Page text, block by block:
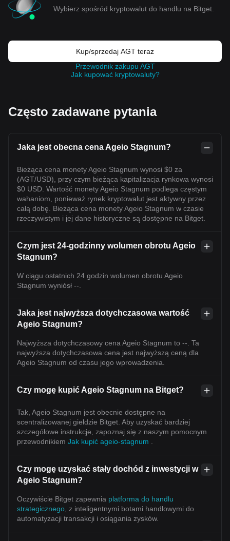
Wybierz spośród kryptowalut do handlu na Bitget.
Kup/sprzedaj AGT teraz
Przewodnik zakupu AGT
Jak kupować kryptowaluty?
Często zadawane pytania
Jaka jest obecna cena Ageio Stagnum?
Bieżąca cena monety Ageio Stagnum wynosi $0 za
(AGT/USD), przy czym bieżąca kapitalizacja rynkowa wynosi
$0 USD. Wartość monety Ageio Stagnum podlega częstym
wahaniom, ponieważ rynek kryptowalut jest aktywny przez
całą dobę. Bieżąca cena monety Ageio Stagnum w czasie
rzeczywistym i jej dane historyczne są dostępne na Bitget.
Czym jest 24-godzinny wolumen obrotu Ageio
Stagnum?
W ciągu ostatnich 24 godzin wolumen obrotu Ageio
Stagnum wyniósł --.
Jaka jest najwyższa dotychczasowa wartość
Ageio Stagnum?
Najwyższa dotychczasowy cena Ageio Stagnum to --. Ta
najwyższa dotychczasowa cena jest najwyższą ceną dla
Ageio Stagnum od czasu jego wprowadzenia.
Czy mogę kupić Ageio Stagnum na Bitget?
Tak, Ageio Stagnum jest obecnie dostępne na
scentralizowanej giełdzie Bitget. Aby uzyskać bardziej
szczegółowe instrukcje, zapoznaj się z naszym pomocnym
przewodnikiem Jak kupić ageio-stagnum
Czy mogę uzyskać stały dochód z inwestycji w
Ageio Stagnum?
Oczywiście Bitget zapewnia platforma do handlu
strategicznego , z inteligentnymi botami handlowymi do
automatyzacji transakcji i osiągania zysków.